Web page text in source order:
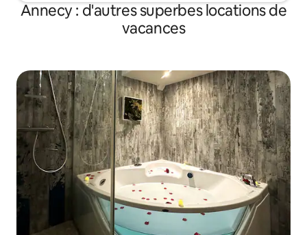
Annecy : d'autres superbes locations de
vacances